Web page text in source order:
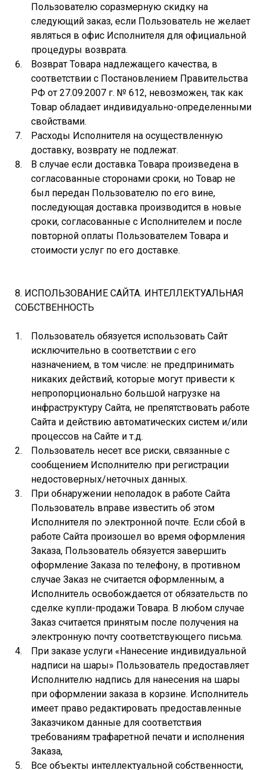
Пользователю соразмерную скидку на
следующий заказ, если Пользователь не желает
являться в офис Исполнителя для официальной
процедуры возврата.
Возврат Товара надлежащего качества, в
соответствии с Постановлением Правительства
РФ от 27.09.2007 г. № 612, невозможен, так как
Товар обладает индивидуально-определенными
свойствами.
Расходы Исполнителя на осуществленную
доставку, возврату не подлежат.
В случае если доставка Товара произведена в
согласованные сторонами сроки, но Товар не
был передан Пользователю по его вине,
последующая доставка производится в новые
сроки, согласованные с Исполнителем и после
повторной оплаты Пользователем Товара и
стоимости услуг по его доставке.
8. ИСПОЛЬЗОВАНИЕ САЙТА. ИНТЕЛЛЕКТУАЛЬНАЯ
СОБСТВЕННОСТЬ
Пользователь обязуется использовать Сайт
исключительно в соответствии с его
назначением, в том числе: не предпринимать
никаких действий, которые могут привести к
непропорционально большой нагрузке на
инфраструктуру Сайта, не препятствовать работе
Сайта и действию автоматических систем и/или
процессов на Сайте и т.д.
Пользователь несет все риски, связанные с
сообщением Исполнителю при регистрации
недостоверных/неточных данных.
При обнаружении неполадок в работе Сайта
Пользователь вправе известить об этом
Исполнителя по электронной почте. Если сбой в
работе Сайта произошел во время оформления
Заказа, Пользователь обязуется завершить
оформление Заказа по телефону, в противном
случае Заказ не считается оформленным, а
Исполнитель освобождается от обязательств по
сделке купли-продажи Товара. В любом случае
Заказ считается принятым после получения на
электронную почту соответствующего письма.
При заказе услуги «Нанесение индивидуальной
надписи на шары» Пользователь предоставляет
Исполнителю надпись для нанесения на шары
при оформлении заказа в корзине. Исполнитель
имеет право редактировать предоставленные
Заказчиком данные для соответствия
требованиям трафаретной печати и исполнения
Заказа,
Все объекты интеллектуальной собственности,